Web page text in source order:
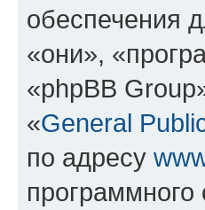
обеспечения
«они»,
«phpBB
«General
по адресу
программного